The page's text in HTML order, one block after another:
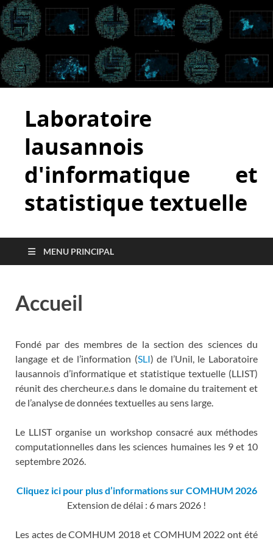
Laboratoire
lausannois
d'informatique et
statistique textuelle
MENU PRINCIPAL
Accueil
Fondé par des membres de la section des sciences du
langage et de l’information (SLI) de l’Unil, le Laboratoire
lausannois d’informatique et statistique textuelle (LLIST)
réunit des chercheur.e.s dans le domaine du traitement et
de l’analyse de données textuelles au sens large.
Le LLIST organise un workshop consacré aux méthodes
computationnelles dans les sciences humaines les 9 et 10
septembre 2026.
Cliquez ici pour plus d’informations sur COMHUM 2026
Extension de délai : 6 mars 2026 !
Les actes de COMHUM 2018 et COMHUM 2022 ont été